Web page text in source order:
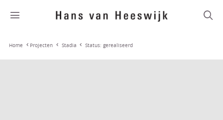
Home Projecten Stadia Status: gerealiseerd